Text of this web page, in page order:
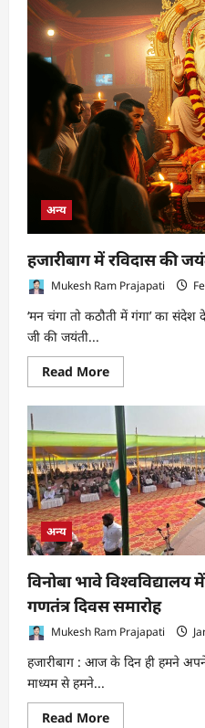
समाज
का
सम्मान:
प्राइड
अवार्ड
2026
अन्य
हजारीबाग में रविदास की
Mukesh Ram Prajapati
‘मन चंगा तो कठौती में गंगा’ का संदेश
जी की जयंती...
Read MoreRead
more
हजारीबाग
में
रविदास
की
जयंती
मनाई
गई
अन्य
विनोबा भावे
गणतंत्र दिवस समारोह
Mukesh Ram Prajapati
हजारीबाग : आज के दिन ही हमने
माध्यम से हमने...
Read MoreRead